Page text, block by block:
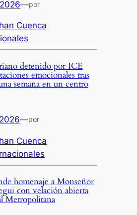
—por
Cuenca
detenido por ICE
emocionales tras
semana en un centro
—por
Cuenca
homenaje a Monseñor
con velación abierta
Metropolitana